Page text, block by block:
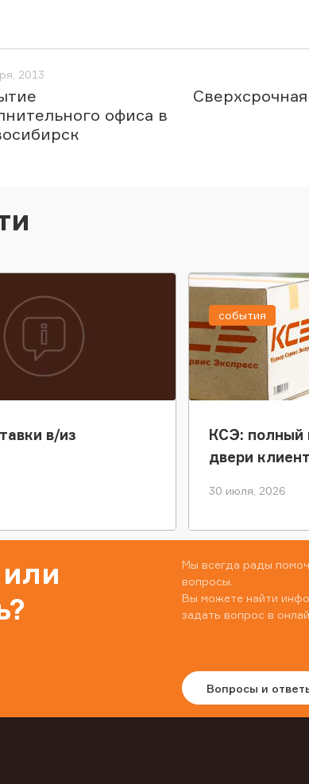
2013
офиса в
в/из
КСЭ: полный
двери
30 июля, 2026
события
Мы всегда рады
вопросы.
Вы можете найти
задать вопрос в
Вопросы и